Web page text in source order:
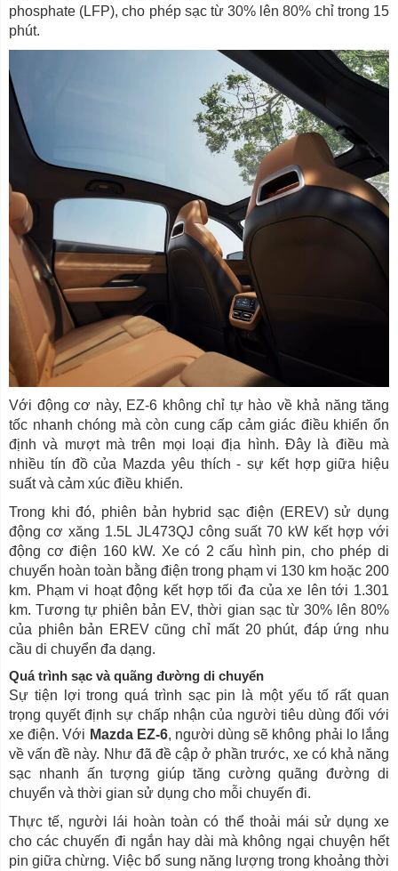
phosphate (LFP), cho phép sạc từ 30% lên 80% chỉ trong 15
phút.
Với động cơ này, EZ-6 không chỉ tự hào về khả năng tăng
tốc nhanh chóng mà còn cung cấp cảm giác điều khiển ổn
định và mượt mà trên mọi loại địa hình. Đây là điều mà
nhiều tín đồ của Mazda yêu thích - sự kết hợp giữa hiệu
suất và cảm xúc điều khiển.
Trong khi đó, phiên bản hybrid sạc điện (EREV) sử dụng
động cơ xăng 1.5L JL473QJ công suất 70 kW kết hợp với
động cơ điện 160 kW. Xe có 2 cấu hình pin, cho phép di
chuyển hoàn toàn bằng điện trong phạm vi 130 km hoặc 200
km. Phạm vi hoạt động kết hợp tối đa của xe lên tới 1.301
km. Tương tự phiên bản EV, thời gian sạc từ 30% lên 80%
của phiên bản EREV cũng chỉ mất 20 phút, đáp ứng nhu
cầu di chuyển đa dạng.
Quá trình sạc và quãng đường di chuyển
Sự tiện lợi trong quá trình sạc pin là một yếu tố rất quan
trọng quyết định sự chấp nhận của người tiêu dùng đối với
xe điện. Với Mazda EZ-6, người dùng sẽ không phải lo lắng
về vấn đề này. Như đã đề cập ở phần trước, xe có khả năng
sạc nhanh ấn tượng giúp tăng cường quãng đường di
chuyển và thời gian sử dụng cho mỗi chuyến đi.
Thực tế, người lái hoàn toàn có thể thoải mái sử dụng xe
cho các chuyến đi ngắn hay dài mà không ngại chuyện hết
pin giữa chừng. Việc bổ sung năng lượng trong khoảng thời